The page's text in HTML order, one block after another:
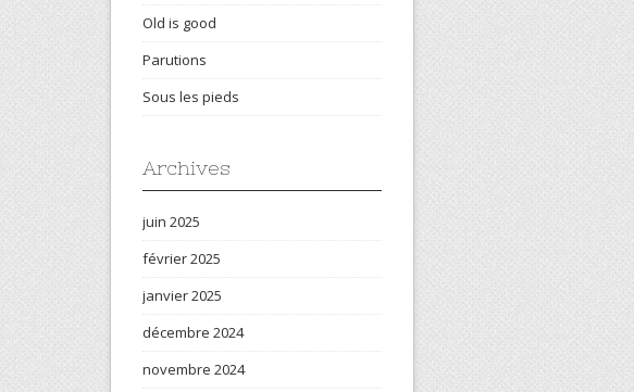
Old is good
Parutions
Sous les pieds
Archives
juin 2025
février 2025
janvier 2025
décembre 2024
novembre 2024